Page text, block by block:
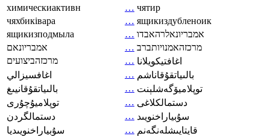
химическиактивн
… чятир
чяхбиківара
… ящикиздубленоик
ящикизподмыла
… אמבריונאלרהאבדו
אמבריונאם
… מרכזהאמנויותברב
מרכזהביצועים
… اغافتيكويلانا
اغافسيزالي
… بالىياتقۇقاناشم
بالىياتقۇقانيىغ
… توپلاميۆگەشلېنت
توپلاميۇچۇرى
… دستمالکلاغی
دستمالگردن
… سۇبياراخنويىد
سۇبياراخنويىديا
… قايتايىشلەنگەنم